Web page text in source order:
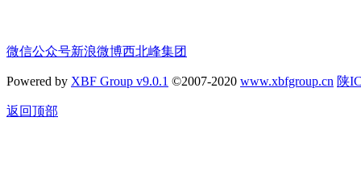
微信公众号新浪微博西北峰集团
Powered by XBF Group v9.0.1 ©2007-2020 www.xbfgroup.cn 陕
返回顶部